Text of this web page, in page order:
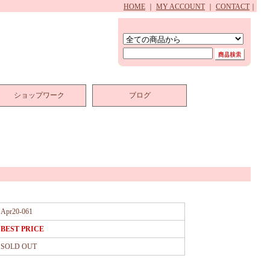
HOME MY ACCOUNT CONTACT
ショップワーク ブログ
Apr20-061
BEST PRICE
SOLD OUT